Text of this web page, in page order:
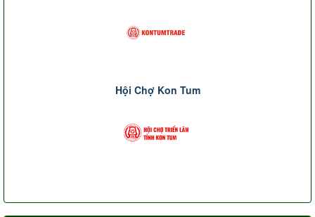
Hội Chợ Kon Tum